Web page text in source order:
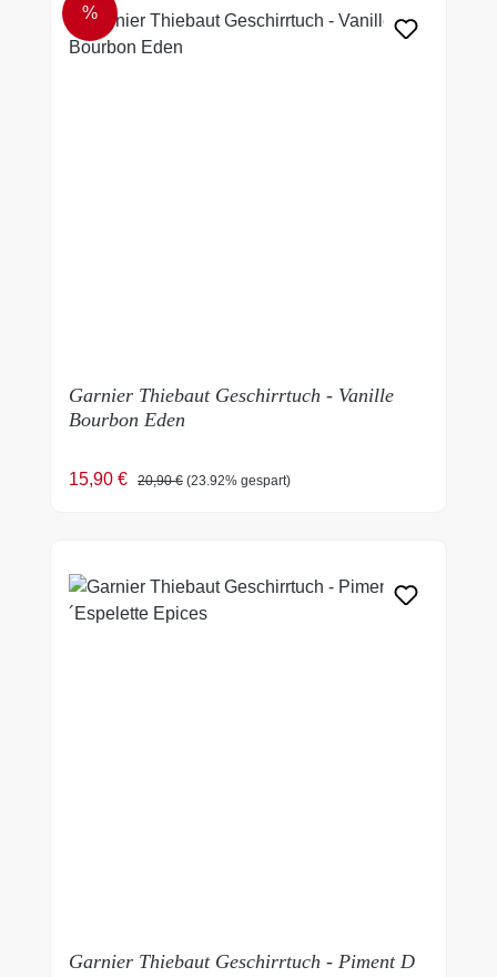
RABATT
%
Garnier Thiebaut Geschirrtuch - Vanille
Bourbon Eden
Verkaufspreis:
15,90 € Regulärer Preis:
20,90 € (23.92% gespart)
Garnier Thiebaut Geschirrtuch - Piment D